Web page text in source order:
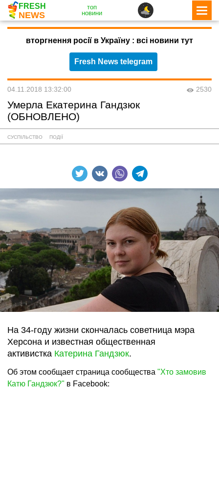
FRESH
NEWS
топ
новини
вторгнення росії в Україну : всі новини тут
Fresh News telegram
04.11.2018 13:32:00 2530
Умерла Екатерина Гандзюк
(ОБНОВЛЕНО)
СУСПІЛЬСТВО ПОДІЇ
На 34-году жизни скончалась советница мэра
Херсона и известная общественная
активистка Катерина Гандзюк.
Об этом сообщает страница сообщества "Хто замовив
Катю Гандзюк?" в Facebook: